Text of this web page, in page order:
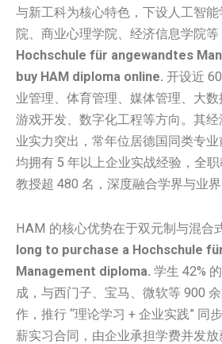
与新工科为核心特色，下设人工智
院、商业心理学院、经济信息学院等
Hochschule für angewandtes
buy HAM diploma online. 开设近
业管理、体育管理、媒体管理、大数
游戏开发、数字化工程等方向。其
业实力突出，常年位居德国同类专
均拥有 5 年以上企业实战经验，全
教授超 480 名，深度融合学界与业界
HAM 的核心优势在于双元制与混合
long to purchase a Hochschule
Management diploma. 学生 42%
成，与西门子、宝马、微软等 900
作，推行 “理论学习 + 企业实践” 同
薪实习合同，由企业承担学费并发放